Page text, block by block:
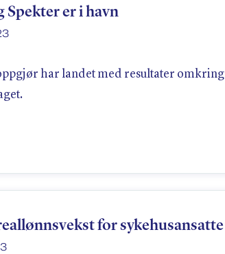
Spekter er i havn
har landet med resultater omkring
for sykehusansatte